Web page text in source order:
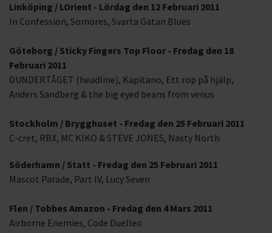
Linköping / LOrient - Lördag den 12 Februari 2011
In Confession, Somores, Svarta Gatan Blues
Göteborg / Sticky Fingers Top Floor - Fredag den 18
Februari 2011
DUNDERTÅGET (headline), Kapitano, Ett rop på hjälp,
Anders Sandberg & the big eyed beans from venus
Stockholm / Brygghuset - Fredag den 25 Februari 2011
C-cret, RBX, MC KIKO & STEVE JONES, Nasty North
Söderhamn / Statt - Fredag den 25 Februari 2011
Mascot Parade, Part IV, Lucy Seven
Flen / Tobbes Amazon - Fredag den 4 Mars 2011
Airborne Enemies, Code Duelleo